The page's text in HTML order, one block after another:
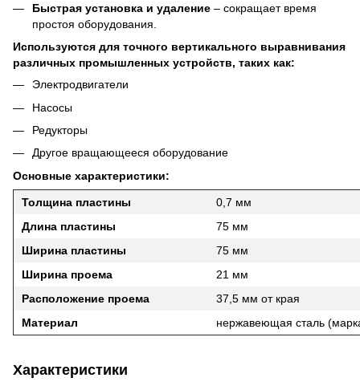
Быстрая установка и удаление – сокращает время
простоя оборудования.
Используются для точного вертикального выравнивания
различных промышленных устройств, таких как:
Электродвигатели
Насосы
Редукторы
Другое вращающееся оборудование
Основные характеристики:
Толщина пластины
0,7 мм
Длина пластины
75 мм
Ширина пластины
75 мм
Ширина проема
21 мм
Расположение проема
37,5 мм от края
Материал
нержавеющая сталь
Характеристики